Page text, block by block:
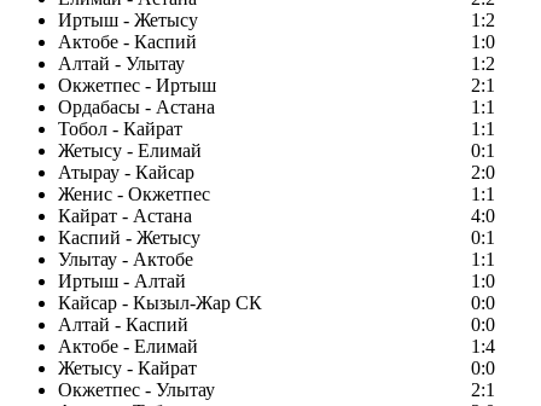
Иртыш - Жетысу
1:2
Актобе - Каспий
1:0
Алтай - Улытау
1:2
Окжетпес - Иртыш
2:1
Ордабасы - Астана
1:1
Тобол - Кайрат
1:1
Жетысу - Елимай
0:1
Атырау - Кайсар
2:0
Женис - Окжетпес
1:1
Кайрат - Астана
4:0
Каспий - Жетысу
0:1
Улытау - Актобе
1:1
Иртыш - Алтай
1:0
Кайсар - Кызыл-Жар СК
0:0
Алтай - Каспий
0:0
Актобе - Елимай
1:4
Жетысу - Кайрат
0:0
Окжетпес - Улытау
2:1